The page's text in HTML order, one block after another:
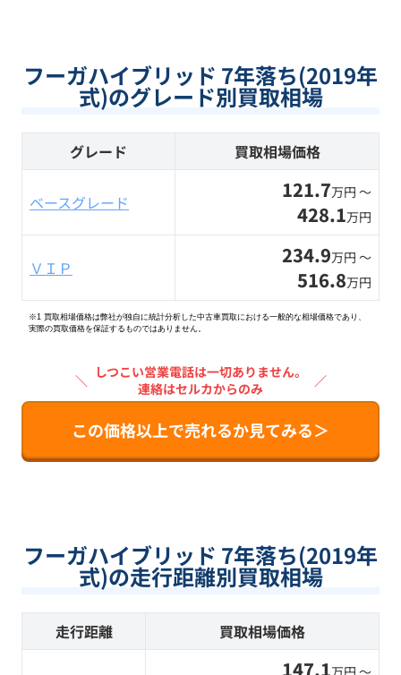
フーガハイブリッド 7年落ち(2019年
式)のグレード別買取相場
グレード 買取相場価格
ベースグレード 121.7万円 〜
428.1万円
ＶＩＰ 234.9万円 〜
516.8万円
※1 買取相場価格は弊社が独自に統計分析した中古車買取における一般的な相場価格であり、
実際の買取価格を保証するものではありません。
＼ しつこい営業電話は一切ありません。
連絡はセルカからのみ
／
この価格以上で売れるか見てみる＞
フーガハイブリッド 7年落ち(2019年
式)の走行距離別買取相場
走行距離 買取相場価格
147.1万円 〜